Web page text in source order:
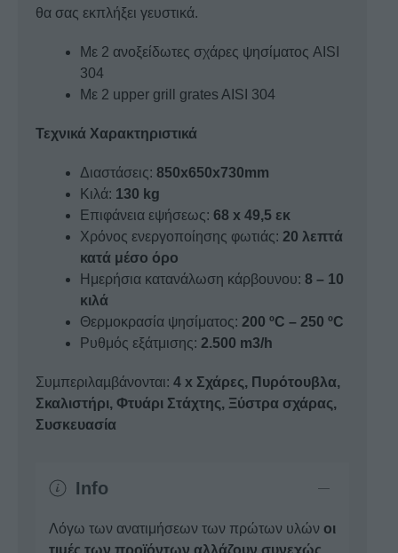
θα σας εκπλήξει γευστικά.
Με 2 ανοξείδωτες σχάρες ψησίματος AISI
304
Με 2 upper grill grates AISI 304
Τεχνικά Χαρακτηριστικά
Διαστάσεις: 850x650x730mm
Κιλά: 130 kg
Eπιφάνεια εψήσεως: 68 x 49,5 εκ
Χρόνος ενεργοποίησης φωτιάς: 20 λεπτά
κατά μέσο όρο
Ημερήσια κατανάλωση κάρβουνου: 8 – 10
κιλά
Θερμοκρασία ψησίματος: 200 ºC – 250 ºC
Ρυθμός εξάτμισης: 2.500 m3/h
Συµπεριλαµβάνονται: 4 x Σχάρες, Πυρότουβλα,
Σκαλιστήρι, Φτυάρι Στάχτης, Ξύστρα σχάρας,
Συσκευασία
Info
Λόγω των ανατιμήσεων των πρώτων υλών οι
τιμές των προϊόντων αλλάζουν συνεχώς